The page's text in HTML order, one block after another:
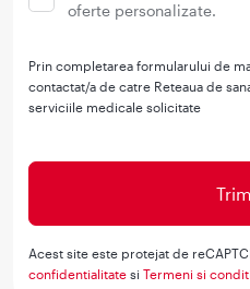
oferte personalizate.
Prin completarea formularului de
contactat/a de catre Reteaua de
serviciile medicale solicitate
Acest site este protejat de
confidentialitate siTermeni si